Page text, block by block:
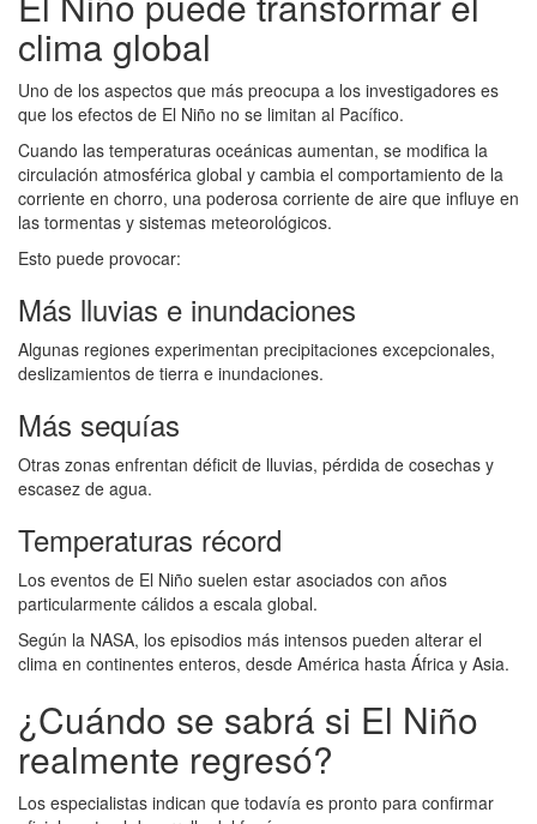
clima global
Uno de los aspectos que más preocupa a los investigadores es
que los efectos de El Niño no se limitan al Pacífico.
Cuando las temperaturas oceánicas aumentan, se modifica la
circulación atmosférica global y cambia el comportamiento de la
corriente en chorro, una poderosa corriente de aire que influye en
las tormentas y sistemas meteorológicos.
Esto puede provocar:
Más lluvias e inundaciones
Algunas regiones experimentan precipitaciones excepcionales,
deslizamientos de tierra e inundaciones.
Más sequías
Otras zonas enfrentan déficit de lluvias, pérdida de cosechas y
escasez de agua.
Temperaturas récord
Los eventos de El Niño suelen estar asociados con años
particularmente cálidos a escala global.
Según la NASA, los episodios más intensos pueden alterar el
clima en continentes enteros, desde América hasta África y Asia.
¿Cuándo se sabrá si El Niño
realmente regresó?
Los especialistas indican que todavía es pronto para confirmar